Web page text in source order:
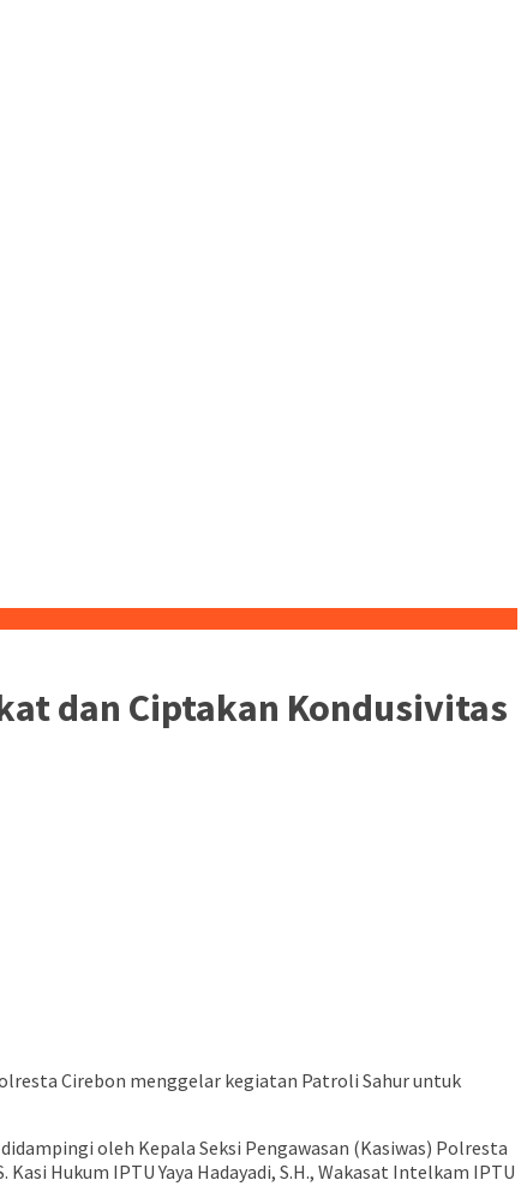
dan Ciptakan Kondusivitas
Cirebon menggelar kegiatan Patroli Sahur untuk
oleh Kepala Seksi Pengawasan (Kasiwas) Polresta
Hukum IPTU Yaya Hadayadi, S.H., Wakasat Intelkam IPTU